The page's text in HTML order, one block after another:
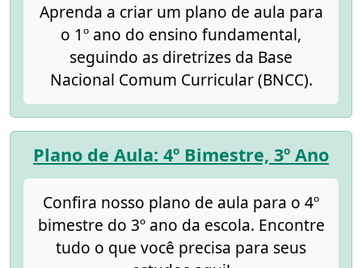
Aprenda a criar um plano de aula para
o 1º ano do ensino fundamental,
seguindo as diretrizes da Base
Nacional Comum Curricular (BNCC).
Plano de Aula: 4º Bimestre, 3º Ano
Confira nosso plano de aula para o 4º
bimestre do 3º ano da escola. Encontre
tudo o que você precisa para seus